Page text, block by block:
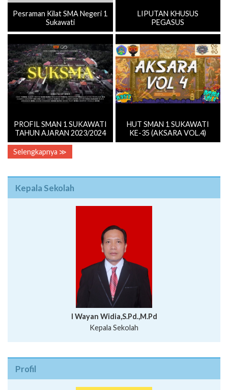
Pesraman Kilat SMA Negeri 1
Sukawati
LIPUTAN KHUSUS
PEGASUS
PROFIL SMAN 1 SUKAWATI
TAHUN AJARAN 2023/2024
HUT SMAN 1 SUKAWATI
KE-35 (AKSARA VOL.4)
Selengkapnya ≫
Kepala Sekolah
I Wayan Widia,S.Pd.,M.Pd
Kepala Sekolah
Profil